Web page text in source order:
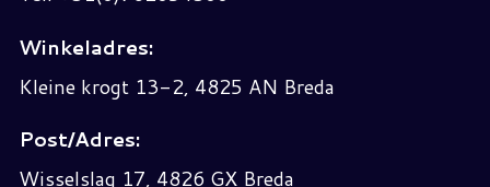
Winkeladres:
Kleine krogt 13-2, 4825 AN Breda
Post/Adres:
Wisselslag 17, 4826 GX Breda